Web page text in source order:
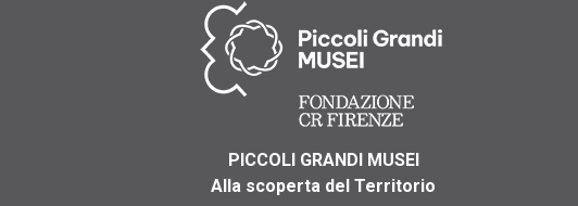
PICCOLI GRANDI MUSEI
Alla scoperta del Territorio